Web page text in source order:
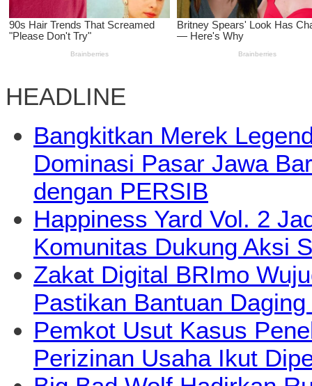
HEADLINE
Bangkitkan Merek
Dominasi Pasar Jawa
dengan PERSIB
Happiness Yard Vol. 2
Komunitas Dukung Aksi
Zakat Digital BRImo
Pastikan Bantuan
Pemkot Usut Kasus
Perizinan Usaha Ikut